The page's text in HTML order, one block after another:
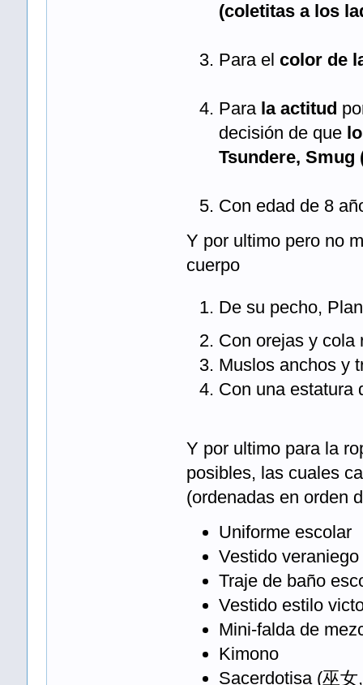
(coletitas a los
Para el color de
Para la actitud
decisión de que
Tsundere, Smug
Con edad de 8
Y por ultimo pero no
cuerpo
De su pecho,
Con orejas y cola
Muslos anchos y
Con una estatura
Y por ultimo para la
posibles, las cuales
(ordenadas en orden
Uniforme escolar
Vestido veraniego
Traje de baño
Vestido estilo
Mini-falda de
Kimono
Sacerdotisa (巫女